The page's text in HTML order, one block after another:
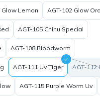
Glow Lemon AGT-102 Glow
AGT-105 Chinu Special
AGT-108 Bloodworm
AGT-111 Uv Tiger AGT-112
AGT-115 Purple Worm Uv